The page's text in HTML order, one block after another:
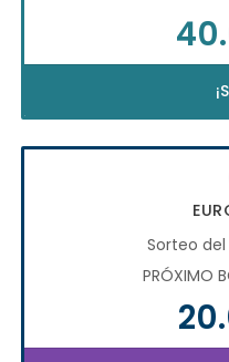
Sorteo
PRÓXIMO